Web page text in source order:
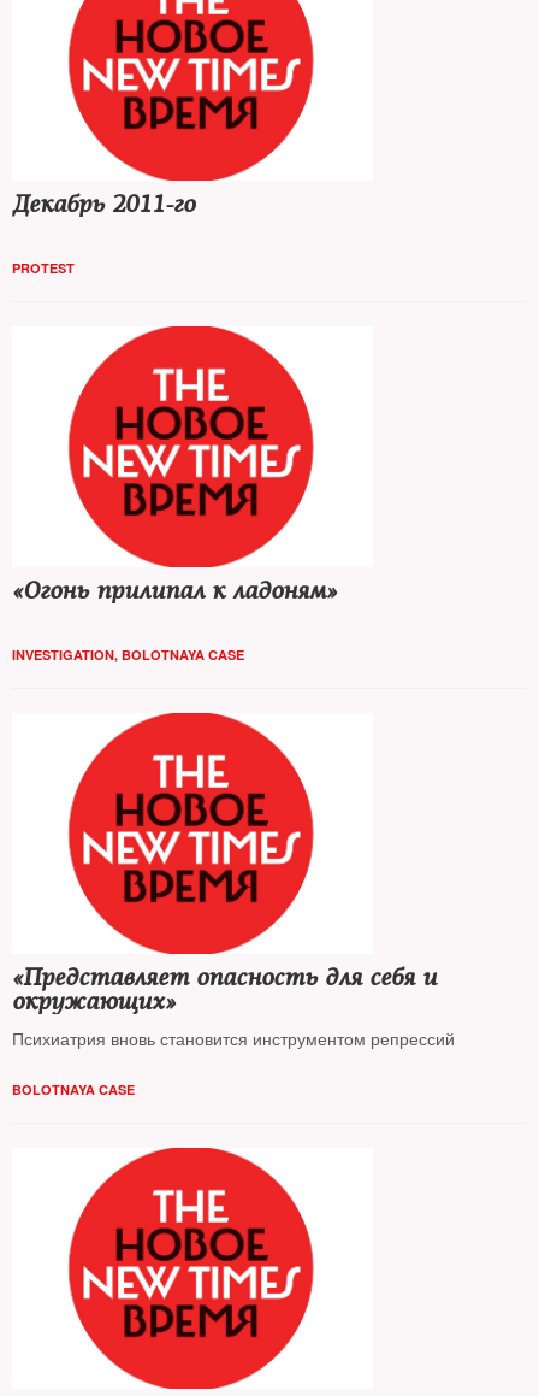
Декабрь 2011-го
PROTEST
«Огонь прилипал к ладоням»
INVESTIGATION, BOLOTNAYA CASE
«Представляет опасность для себя и
окружающих»
Психиатрия вновь становится инструментом репрессий
BOLOTNAYA CASE